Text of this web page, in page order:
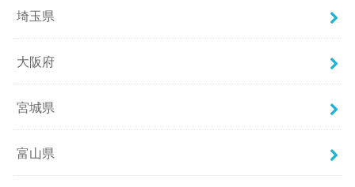
埼玉県
大阪府
宮城県
富山県